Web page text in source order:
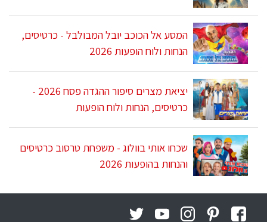
המסע אל הכוכב יובל המבולבל - כרטיסים,
הנחות ולוח הופעות 2026
יציאת מצרים סיפור ההגדה פסח 2026 -
כרטיסים, הנחות ולוח הופעות
שכחו אותי בוולוג - משפחת טרסוב כרטיסים
והנחות בהופעות 2026